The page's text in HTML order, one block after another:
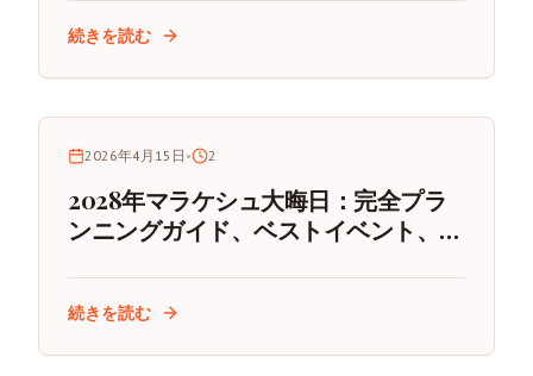
続きを読む
2026年4月15日 • 2
2028年マラケシュ大晦日：完全プラ
ンニングガイド、ベストイベント、砂
続きを読む